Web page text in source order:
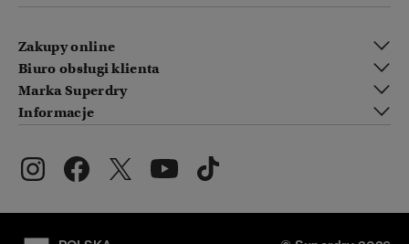
Zakupy online
Biuro obsługi klienta
Marka Superdry
Informacje